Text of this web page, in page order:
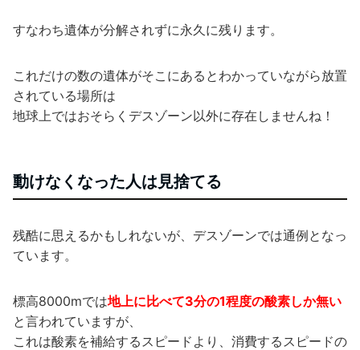
すなわち遺体が分解されずに永久に残ります。
これだけの数の遺体がそこにあるとわかっていながら放置
されている場所は
地球上ではおそらくデスゾーン以外に存在しませんね！
動けなくなった人は見捨てる
残酷に思えるかもしれないが、デスゾーンでは通例となっ
ています。
標高8000mでは地上に比べて3分の1程度の酸素しか無い
と言われていますが、
これは酸素を補給するスピードより、消費するスピードの